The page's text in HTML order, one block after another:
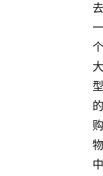
去
一
个
大
型
的
购
物
中